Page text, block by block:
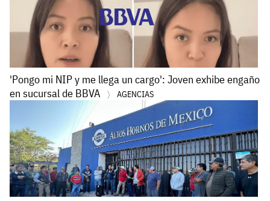
'Pongo mi NIP y me llega un cargo': Joven exhibe engaño
en sucursal de BBVA
AGENCIAS